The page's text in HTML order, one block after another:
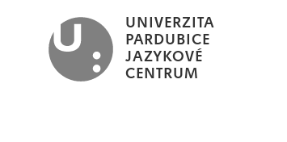
hlavnímu
UNIVERZITA
PARDUBICE
JAZYKOVÉ
CENTRUM